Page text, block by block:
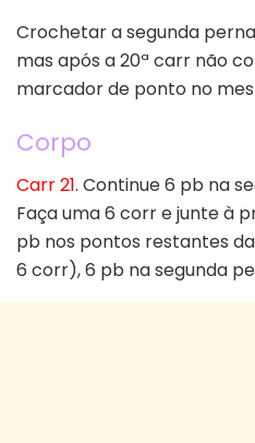
Crochetar a segunda
mas após a 20ª carr não
marcador de ponto no
Corpo
Carr 21. Continue 6 pb na
Faça uma 6 corr e junte à
pb nos pontos restantes
6 corr), 6 pb na segunda